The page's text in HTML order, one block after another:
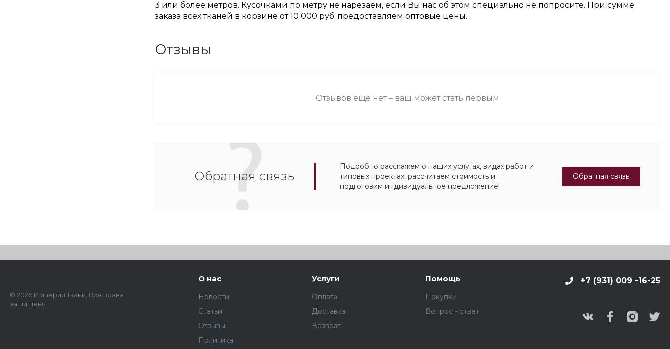
3 или более метров. Кусочками по метру не нарезаем, если Вы нас об этом специально не попросите. При сумме
заказа всех тканей в корзине от 10 000 руб. предоставляем оптовые цены.
Отзывы
Отзывов ещё нет – ваш может стать первым
Обратная связь
Подробно расскажем о наших услугах, видах работ и
типовых проектах, рассчитаем стоимость и
подготовим индивидуальное предложение!
Обратная связь
© 2026 Империя Ткани, Все права
защищены
О нас
Новости
Статьи
Отзывы
Политика
Услуги
Оплата
Доставка
Возврат
Помощь
Покупки
Вопрос - ответ
+7 (931) 009 -16-25